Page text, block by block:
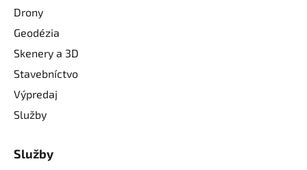
Drony
Geodézia
Skenery a 3D
Stavebníctvo
Výpredaj
Služby
Služby